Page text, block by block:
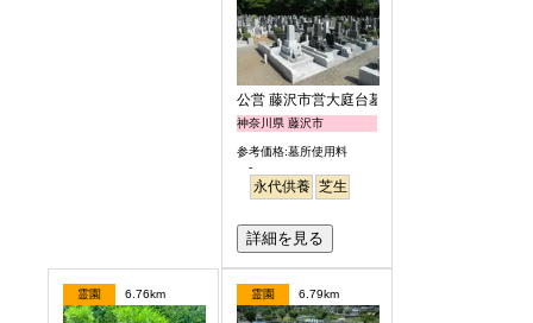
公営 藤沢市営大庭台墓園
神奈川県 藤沢市
参考価格:墓所使用料
-
永代供養 芝生
詳細を見る
霊園 6.76km 霊園 6.79km